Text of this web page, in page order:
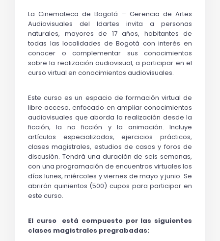
La Cinemateca de Bogotá – Gerencia de Artes
Audiovisuales del Idartes invita a personas
naturales, mayores de 17 años, habitantes de
todas las localidades de Bogotá con interés en
conocer o complementar sus conocimientos
sobre la realización audiovisual, a participar en el
curso virtual en conocimientos audiovisuales.
Este curso es un espacio de formación virtual de
libre acceso, enfocado en ampliar conocimientos
audiovisuales que aborda la realización desde la
ficción, la no ficción y la animación. Incluye
artículos especializados, ejercicios prácticos,
clases magistrales, estudios de casos y foros de
discusión. Tendrá una duración de seis semanas,
con una programación de encuentros virtuales los
días lunes, miércoles y viernes de mayo y junio. Se
abrirán quinientos (500) cupos para participar en
este curso.
El curso  está compuesto por las siguientes
clases magistrales pregrabadas: